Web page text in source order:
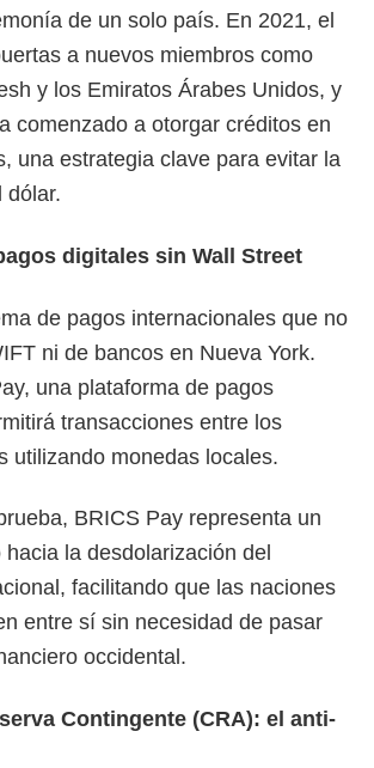
de un solo país. En 2021, el
a nuevos miembros como
y los Emiratos Árabes Unidos, y
comenzado a otorgar créditos en
una estrategia clave para evitar la
dólar.
digitales sin Wall Street
de pagos internacionales que no
ni de bancos en Nueva York.
una plataforma de pagos
transacciones entre los
utilizando monedas locales.
BRICS Pay representa un
la desdolarización del
facilitando que las naciones
entre sí sin necesidad de pasar
occidental.
Contingente (CRA): el anti-